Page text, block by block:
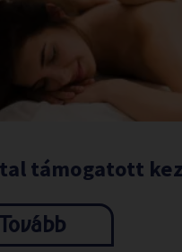
támogatott